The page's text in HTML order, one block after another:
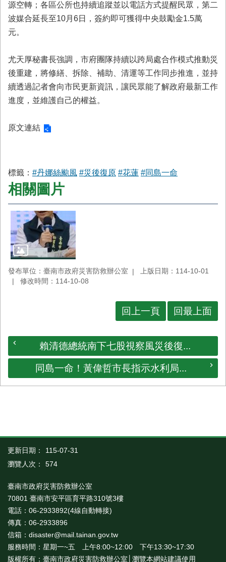
源空轉；各區公所也持續追蹤並以電話方式提醒民眾，第二
波媒合延長至10月6日，簽約即可獲得中央鼓勵金1.5萬
元。
尤天厚秘書長強調，市府團隊持續以跨局處合作模式推動災
後重建，將修繕、拆除、補助、清運等工作同步推進，並持
續透過記者會向市民更新資訊，讓民眾能了解政府最新工作
進度，並維護自己的權益。
原文連結
標籤： #丹娜絲颱風 #災後復原 #花蓮 #同島一命
相關圖片
發布單位：臺南市政府災害防救辦公室
上版日期：114-10-01
修改時間：114-10-08
回上一頁 回最上面
賴清德總統南下七股視察風災後復...
同島一命！黃偉哲市長指示水利局...
更新日期：
115-07-31
瀏覽人次：
574
臺南市政府災害防救辦公室
70801 臺南市安平區育平路310號3樓
電話：06-2933892(4線自動轉接)
傳真：06-2933896
信箱：disaster@mail.tainan.gov.tw
服務時間：星期一~五 上午8:00~12:00 下午13:30~17:30
版權所有：臺南市政府災害防救辦公室│瀏覽本網站建議使用